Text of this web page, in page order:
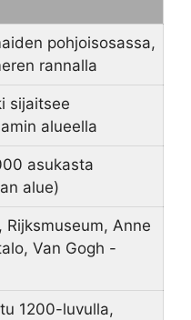
pohjoisosassa,
rannalla
sijaitsee
alueella
asukasta
alue)
Rijksmuseum, Anne
Van Gogh -
1200-luvulla,